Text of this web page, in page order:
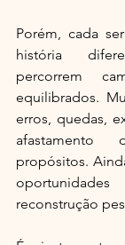
Porém, cada
história
percorrem
equilibrados.
erros, quedas,
propósitos.
reconstrução